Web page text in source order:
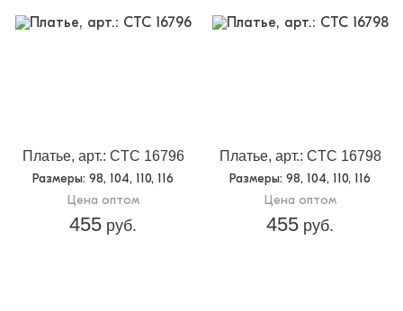
материал достаточно приятен на ощупь. Станет
Платье, арт.: CTC 16796
Размеры: 98, 104, 110, 116
Цена оптом
455 руб.
Платье, арт.: CTC 16798
Размеры: 98, 104, 110, 116
Цена оптом
455 руб.